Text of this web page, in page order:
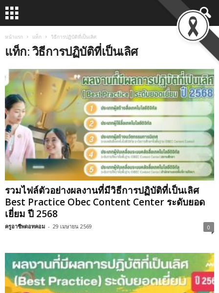
หน้าแรก แท็ก วิธีการปฏิบัติที่เป็นเลิศ
แท็ก: วิธีการปฏิบัติที่เป็นเลิศ
รวมไฟล์ตัวอย่างผลงานที่มีวิธีการปฏิบัติที่เป็นเลิศ
Best Practice Obec Content Center ระดับยอด
เยี่ยม ปี 2568
ครูอาชีพดอทคอม - 29 เมษายน 2569 0